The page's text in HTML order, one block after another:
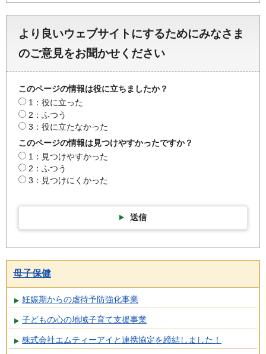
より良いウェブサイトにするためにみなさま
のご意見をお聞かせください
このページの情報は役に立ちましたか？
1：役に立った
2：ふつう
3：役に立たなかった
このページの情報は見つけやすかったですか？
1：見つけやすかった
2：ふつう
3：見つけにくかった
送信
母子保健
妊娠期からの虐待予防強化事業
子どもの心の地域子育て支援事業
株式会社エムティーアイと連携協定を締結しました！